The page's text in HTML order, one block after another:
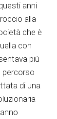
anni
alla
che è
con
più
percorso
di una